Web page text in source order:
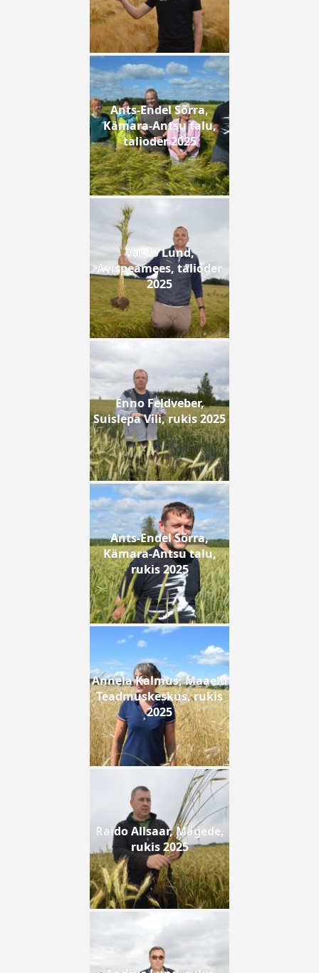
Ants-Endel Sõrra,
Kämara-Antsu talu,
talioder 2025
Vardo Lund,
Avispeamees, talioder
2025
Enno Feldveber,
Suislepa Vili, rukis 2025
Ants-Endel Sõrra,
Kämara-Antsu talu,
rukis 2025
Annela Kalmus, Maaelu
Teadmuskeskus, rukis
2025
Raido Allsaar, Mägede,
rukis 2025